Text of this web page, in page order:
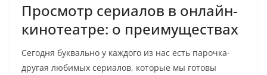
Просмотр сериалов в онлайн-
кинотеатре: о преимуществах
Сегодня буквально у каждого из нас есть парочка-
другая любимых сериалов, которые мы готовы